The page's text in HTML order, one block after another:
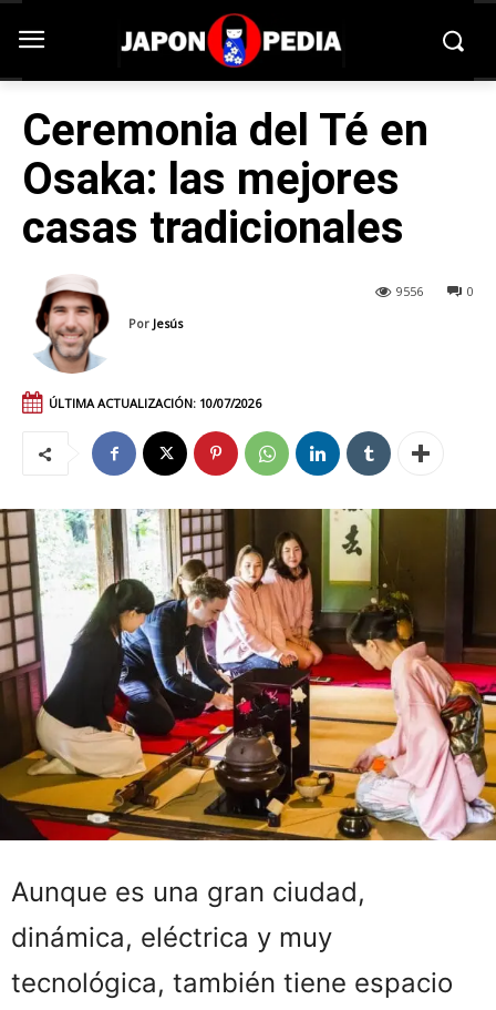
Ceremonia del Té en
Osaka: las mejores
casas tradicionales
0
9556
Por Jesús
ÚLTIMA ACTUALIZACIÓN: 10/07/2026
Aunque es una gran ciudad,
dinámica, eléctrica y muy
tecnológica, también tiene espacio